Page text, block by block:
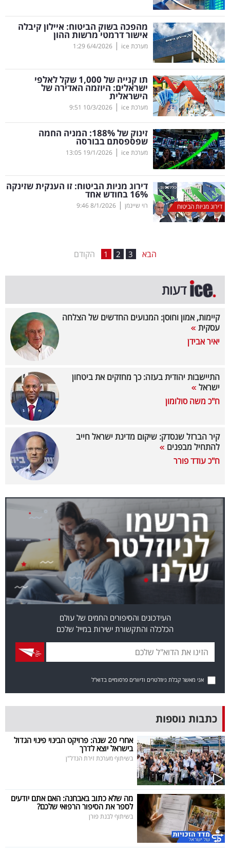
ספורט
קריירה
ולימודים
מינויים
רייטינג
רכב
בריאות
תרבות
ופנאי
תיירות
המילון
הכלכלי
פודקאסט
40
ניוזלטרים
מייל
אדום
אחרינו:
מהפכה בשוק הביטוח: איילון קיבלה
אישור דרמטי מרשות ההון
מערכת ice |
6/4/2026
1:29
תו קנייה של 1,000 שקל לאלפי
ישראלים: היוזמה האדירה של
הישראלית
מערכת ice |
10/3/2026
9:51
זינוק של 188% : המניה החמה
שפספסתם בבורסה
מערכת ice |
19/1/2026
13:05
דירוג מניות הביטוח
דירוג מניות הביטוח: זו הענקית שזינקה
16% בחודש אחד
רוי שיינמן |
8/1/2026
9:46
הקודם 1 2 3 הבא
דעות
קיימות, אמון וחוסן: המנועים החדשים של הצלחה
עסקית
יאיר אבידן
התיישבות יהודית בעזה: כך מחזקים את ביטחון
ישראל
ח"כ משה סולומון
קיר הברזל שנסדק: שיקום מדינת ישראל חייב
להתחיל מבפנים
ח"כ עודד פורר
העידכונים והסיפורים החמים של עולם
הכלכלה והתקשורת ישירות במייל שלכם
אני מאשר קבלת ניוזלטרים ודיוורים פרסומיים בדוא"ל
כתבות נוספות
אחרי 20 שנה: פרויקט הבינוי פינוי הגדול
בישראל יוצא לדרך
בשיתוף מערכת זירת הנדל"ן
מה שלא כתוב באבחנה: האם אתם יודעים
לספר את הסיפור הרפואי שלכם?
בשיתוף לבנת פורן